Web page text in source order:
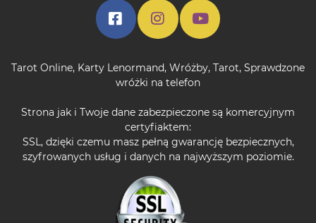
Tarot Online, Karty Lenormand, Wróżby, Tarot, Sprawdzone
wróżki na telefon
Strona jak i Twoje dane zabezpieczone są komercyjnym
certyfiaktem:
SSL, dzięki czemu masz pełną gwarancję bezpiecznych,
szyfrowanych usług i danych na najwyższym poziomie.